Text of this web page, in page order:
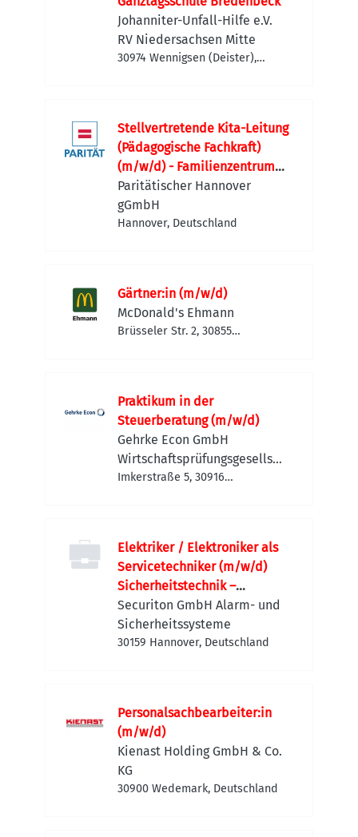
Johanniter-Unfall-Hilfe e.V.
RV Niedersachsen Mitte
30974 Wennigsen (Deister),
Stellvertretende Kita-Leitung
(Pädagogische Fachkraft)
(m/w/d) - Familienzentrum
Hägewiesen
Paritätischer Hannover
gGmbH
Hannover, Deutschland
Gärtner:in (m/w/d)
McDonald's Ehmann
Brüsseler Str. 2, 30855
Praktikum in der
Steuerberatung (m/w/d)
Gehrke Econ GmbH
Wirtschaftsprüfungsgesellsch
aft
Imkerstraße 5, 30916
Elektriker / Elektroniker als
Servicetechniker (m/w/d)
Sicherheitstechnik –
Hannover
Securiton GmbH Alarm- und
Sicherheitssysteme
30159 Hannover, Deutschland
Personalsachbearbeiter:in
(m/w/d)
Kienast Holding GmbH & Co.
KG
30900 Wedemark, Deutschland